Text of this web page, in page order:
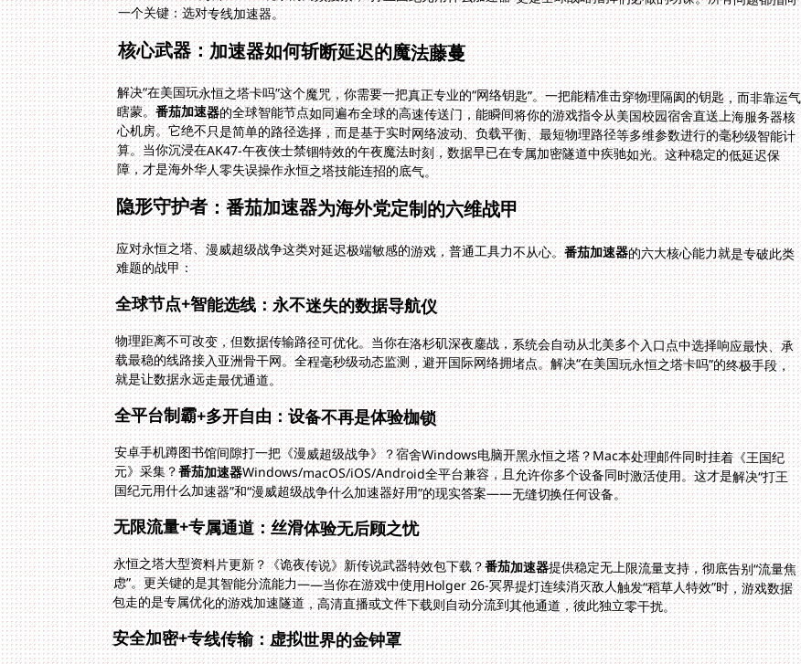
一个关键：选对专线加速器。
核心武器：加速器如何斩断延迟的魔法藤蔓
解决“在美国玩永恒之塔卡吗”这个魔咒，你需要一把真正专业的“网络钥匙”。一把能精准击穿物理隔阂的钥匙，而非靠运气
瞎蒙。番茄加速器的全球智能节点如同遍布全球的高速传送门，能瞬间将你的游戏指令从美国校园宿舍直送上海服务器核
心机房。它绝不只是简单的路径选择，而是基于实时网络波动、负载平衡、最短物理路径等多维参数进行的毫秒级智能计
算。当你沉浸在AK47-午夜侠士禁锢特效的午夜魔法时刻，数据早已在专属加密隧道中疾驰如光。这种稳定的低延迟保
障，才是海外华人零失误操作永恒之塔技能连招的底气。
隐形守护者：番茄加速器为海外党定制的六维战甲
应对永恒之塔、漫威超级战争这类对延迟极端敏感的游戏，普通工具力不从心。番茄加速器的六大核心能力就是专破此类
难题的战甲：
全球节点+智能选线：永不迷失的数据导航仪
物理距离不可改变，但数据传输路径可优化。当你在洛杉矶深夜鏖战，系统会自动从北美多个入口点中选择响应最快、承
载最稳的线路接入亚洲骨干网。全程毫秒级动态监测，避开国际网络拥堵点。解决“在美国玩永恒之塔卡吗”的终极手段，
就是让数据永远走最优通道。
全平台制霸+多开自由：设备不再是体验枷锁
安卓手机蹲图书馆间隙打一把《漫威超级战争》？宿舍Windows电脑开黑永恒之塔？Mac本处理邮件同时挂着《王国纪
元》采集？番茄加速器Windows/macOS/iOS/Android全平台兼容，且允许你多个设备同时激活使用。这才是解决“打王
国纪元用什么加速器”和“漫威超级战争什么加速器好用”的现实答案——无缝切换任何设备。
无限流量+专属通道：丝滑体验无后顾之忧
永恒之塔大型资料片更新？《诡夜传说》新传说武器特效包下载？番茄加速器提供稳定无上限流量支持，彻底告别“流量焦
虑”。更关键的是其智能分流能力——当你在游戏中使用Holger 26-冥界提灯连续消灭敌人触发“稻草人特效”时，游戏数据
包走的是专属优化的游戏加速隧道，高清直播或文件下载则自动分流到其他通道，彼此独立零干扰。
安全加密+专线传输：虚拟世界的金钟罩